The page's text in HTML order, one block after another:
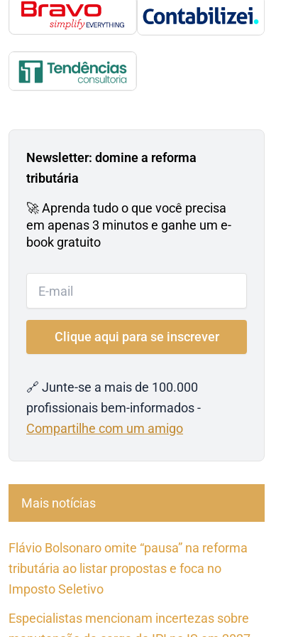
Newsletter: domine a reforma
tributária
🚀 Aprenda tudo o que você precisa
em apenas 3 minutos e ganhe um e-
book gratuito
🔗 Junte-se a mais de 100.000
profissionais bem-informados -
Compartilhe com um amigo
Mais notícias
Flávio Bolsonaro omite “pausa” na reforma
tributária ao listar propostas e foca no
Imposto Seletivo
Especialistas mencionam incertezas sobre